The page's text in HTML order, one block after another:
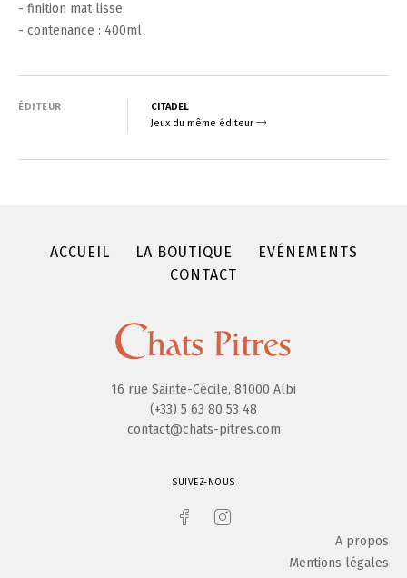
- finition mat lisse
- contenance : 400ml
ÉDITEUR
CITADEL
Jeux du même éditeur
ACCUEIL LA BOUTIQUE
EVÉNEMENTS
CONTACT
SUIVEZ-NOUS
16 rue Sainte-Cécile, 81000 Albi
(+33) 5 63 80 53 48
contact@chats-pitres.com
A propos
Mentions légales